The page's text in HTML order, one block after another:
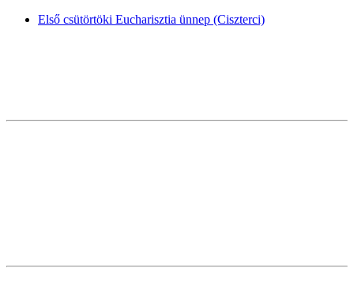
Első csütörtöki Eucharisztia ünnep (Ciszterci)